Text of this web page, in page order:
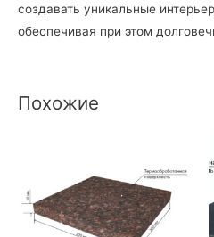
создавать уникальные
обеспечивая при этом
Похожие